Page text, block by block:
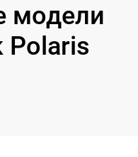
модели
Polaris